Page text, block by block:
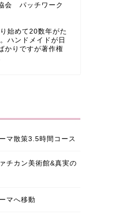
会 パッチワーク
始めて20数年がた
ハンドメイドが日
かりですが著作権
マ散策3.5時間コース
チカン美術館&真実の
マへ移動